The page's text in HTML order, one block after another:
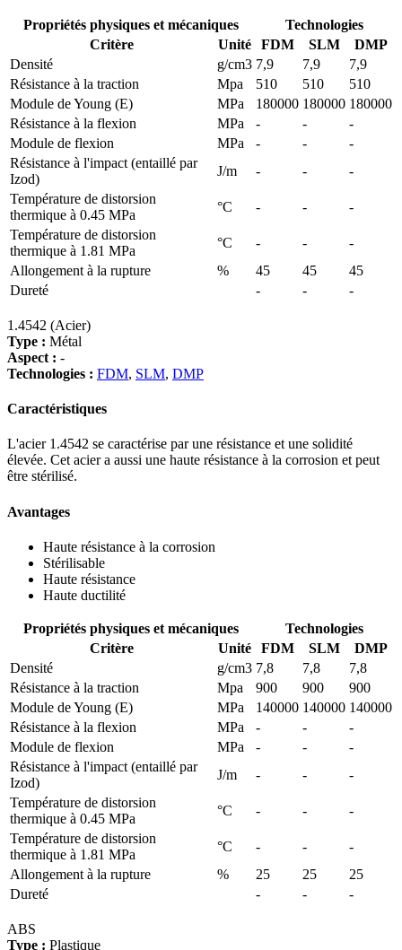
Propriétés physiques et mécaniques
Technologies
Critère
Unité FDM SLM
DMP
Densité
g/cm3 7,9 7,9
7,9
Résistance à la traction
Mpa 510 510
510
Module de Young (E)
MPa 180000 180000 180000
Résistance à la flexion
MPa - -
-
Module de flexion
MPa - -
-
Résistance à l'impact (entaillé par
Izod)
J/m - -
-
Température de distorsion
thermique à 0.45 MPa
°C - -
-
Température de distorsion
thermique à 1.81 MPa
°C - -
-
Allongement à la rupture
% 45 45
45
Dureté
- - -
1.4542 (Acier)
Type : Métal
Aspect : -
Technologies : FDM, SLM, DMP
Caractéristiques
L'acier 1.4542 se caractérise par une résistance et une solidité
élevée. Cet acier a aussi une haute résistance à la corrosion et peut
être stérilisé.
Avantages
Haute résistance à la corrosion
Stérilisable
Haute résistance
Haute ductilité
Propriétés physiques et mécaniques
Technologies
Critère
Unité FDM SLM
DMP
Densité
g/cm3 7,8 7,8
7,8
Résistance à la traction
Mpa 900 900
900
Module de Young (E)
MPa 140000 140000 140000
Résistance à la flexion
MPa - -
-
Module de flexion
MPa - -
-
Résistance à l'impact (entaillé par
Izod)
J/m - -
-
Température de distorsion
thermique à 0.45 MPa
°C - -
-
Température de distorsion
thermique à 1.81 MPa
°C - -
-
Allongement à la rupture
% 25 25
25
Dureté
- - -
ABS
Type : Plastique